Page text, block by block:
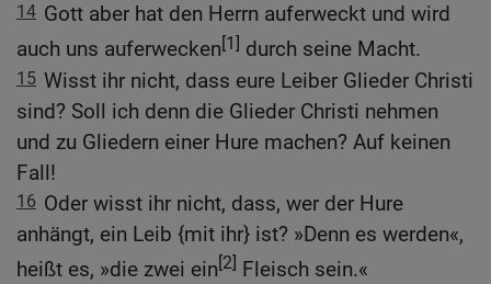
14 Gott aber hat den Herrn auferweckt und wird
auch uns auferwecken[1] durch seine Macht.
15 Wisst ihr nicht, dass eure Leiber Glieder Christi
sind? Soll ich denn die Glieder Christi nehmen
und zu Gliedern einer Hure machen? Auf keinen
Fall!
16 Oder wisst ihr nicht, dass, wer der Hure
anhängt, ein Leib {mit ihr} ist? »Denn es werden«,
heißt es, »die zwei ein[2] Fleisch sein.«